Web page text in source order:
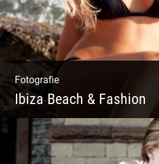
Fotografie
Ibiza Beach & Fashion
Ibiza Beach & Fashion